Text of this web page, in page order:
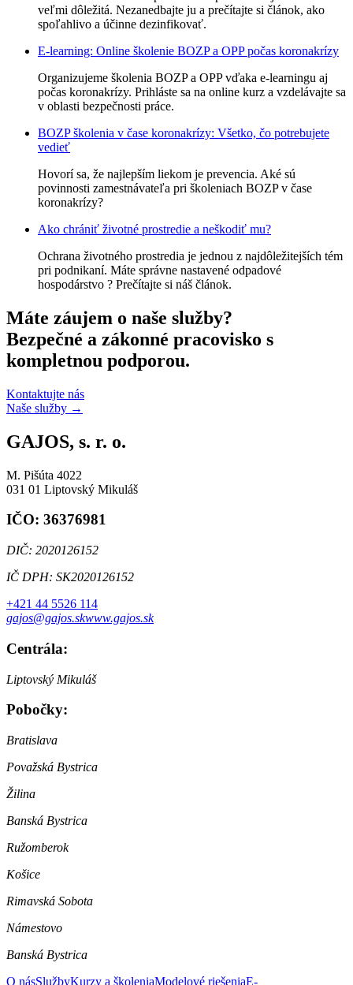
veľmi dôležitá. Nezanedbajte ju a prečítajte si článok, ako
spoľahlivo a účinne dezinfikovať.
E-learning: Online školenie BOZP a OPP počas koronakrízy
Organizujeme školenia BOZP a OPP vďaka e-learningu aj
počas koronakrízy. Prihláste sa na online kurz a vzdelávajte sa
v oblasti bezpečnosti práce.
BOZP školenia v čase koronakrízy: Všetko, čo potrebujete
vedieť
Hovorí sa, že najlepším liekom je prevencia. Aké sú
povinnosti zamestnávateľa pri školeniach BOZP v čase
koronakrízy?
Ako chrániť životné prostredie a neškodiť mu?
Ochrana životného prostredia je jednou z najdôležitejších tém
pri podnikaní. Máte správne nastavené odpadové
hospodárstvo ? Prečítajte si náš článok.
Máte záujem o naše služby?
Bezpečné a zákonné pracovisko s
kompletnou podporou.
Kontaktujte nás
Naše služby →
GAJOS, s. r. o.
M. Pišúta 4022
031 01 Liptovský Mikuláš
IČO: 36376981
DIČ: 2020126152
IČ DPH: SK2020126152
+421 44 5526 114
gajos@gajos.skwww.gajos.sk
Centrála:
Liptovský Mikuláš
Pobočky:
Bratislava
Považská Bystrica
Žilina
Banská Bystrica
Ružomberok
Košice
Rimavská Sobota
Námestovo
Banská Bystrica
O násSlužbyKurzy a školeniaModelové riešeniaE-